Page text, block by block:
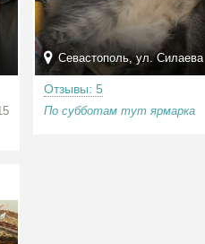
Севастополь, ул. Силаева
Отзывы: 5
По субботам тут ярмарка